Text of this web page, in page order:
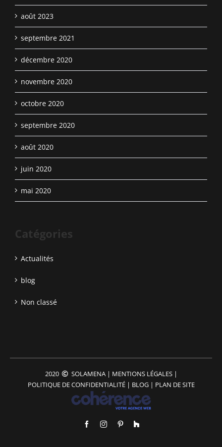
août 2023
septembre 2021
décembre 2020
novembre 2020
octobre 2020
septembre 2020
août 2020
juin 2020
mai 2020
Catégories
Actualités
blog
Non classé
2020 SOLAMENA| MENTIONS LÉGALES|
POLITIQUE DE CONFIDENTIALITÉ| BLOG| PLAN DE SITE
FacebookInstagramPinterest
Houzz